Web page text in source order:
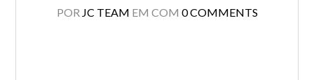
Password
POR JC TEAM EM COM 0 COMMENTS